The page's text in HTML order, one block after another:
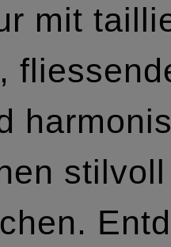
mit
stilvoll